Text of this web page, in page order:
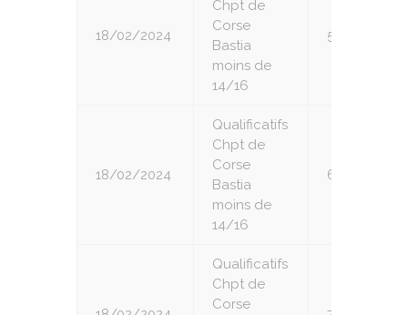
18/02/2024
Chpt de
Corse
Bastia
moins de
14/16
5
18/02/2024
Qualificatifs
Chpt de
Corse
Bastia
moins de
14/16
6
Qualificatifs
Chpt de
Corse